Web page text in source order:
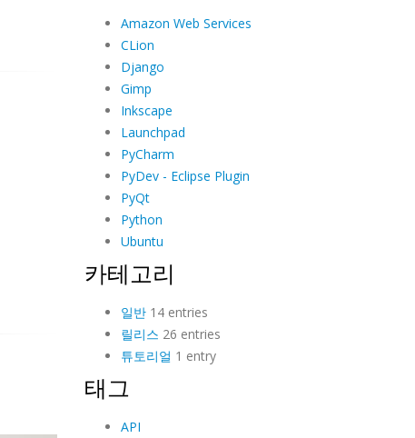
Amazon Web Services
CLion
Django
Gimp
Inkscape
Launchpad
PyCharm
PyDev - Eclipse Plugin
PyQt
Python
Ubuntu
카테고리
일반14 entries
릴리스 26 entries
튜토리얼 1 entry
태그
API